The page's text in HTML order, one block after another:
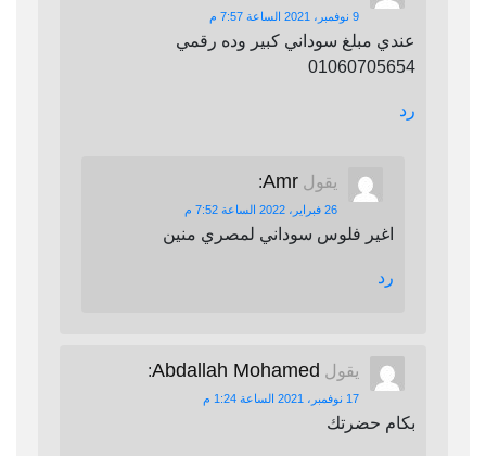
9 نوفمبر، 2021 الساعة 7:57 م
عندي مبلغ سوداني كبير وده رقمي
01060705654
رد
يقول Amr
:
26 فبراير، 2022 الساعة 7:52 م
اغير فلوس سوداني لمصري منين
رد
يقول Abdallah Mohamed
:
17 نوفمبر، 2021 الساعة 1:24 م
بكام حضرتك